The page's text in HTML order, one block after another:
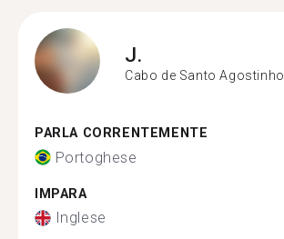
J.
Cabo de Santo Agostinho
PARLA CORRENTEMENTE
Portoghese
IMPARA
Inglese